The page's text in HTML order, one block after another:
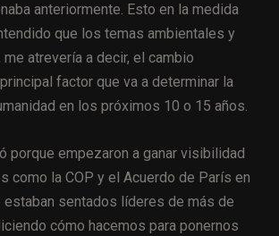
anteriormente. Esto en la medida
que los temas ambientales y
atrevería a decir, el cambio
factor que va a determinar la
en los próximos 10 o 15 años.
porque empezaron a ganar visibilidad
como la COP y el Acuerdo de París en
estaban sentados líderes de más de
cómo hacemos para ponernos